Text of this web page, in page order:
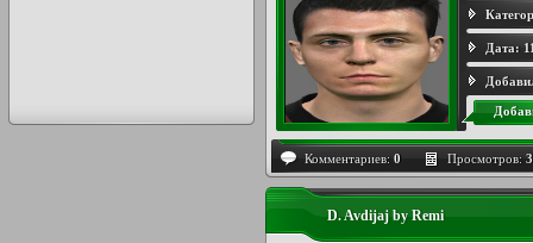
Дата:
Комментариев: 0 Просмотров:
D. Avdijaj by Remi